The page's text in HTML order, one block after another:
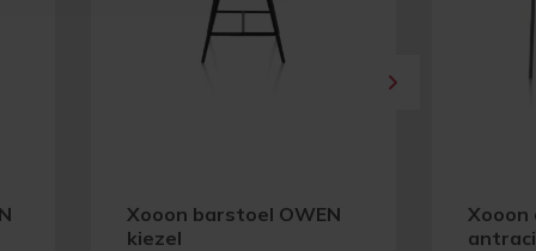
Xooon barstoel OWEN
kiezel
Xooon